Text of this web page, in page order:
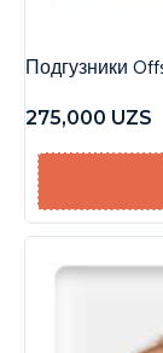
Подгузники
275,000 UZS